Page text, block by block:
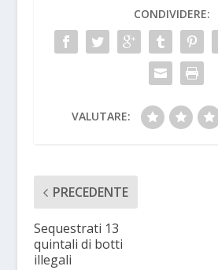
CONDIVIDERE:
VALUTARE:
PRECEDENTE
Sequestrati 13
quintali di botti
illegali